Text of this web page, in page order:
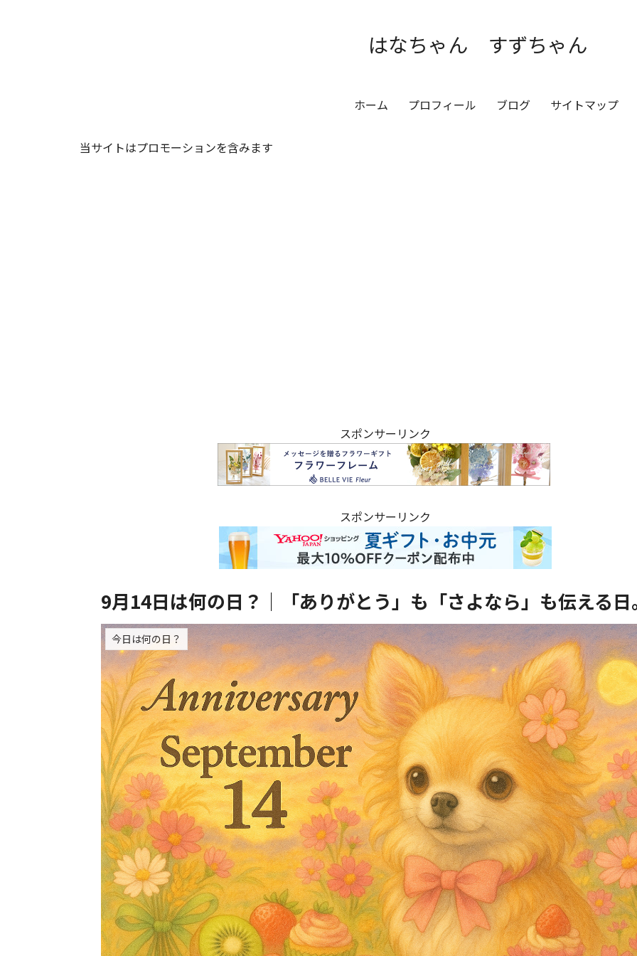
はなちゃん すずちゃん
ホーム プロフィール ブログ サイトマップ
当サイトはプロモーションを含みます
スポンサーリンク
スポンサーリンク
9月14日は何の日？｜「ありがとう」も「さよなら」も伝える日
今日は何の日？